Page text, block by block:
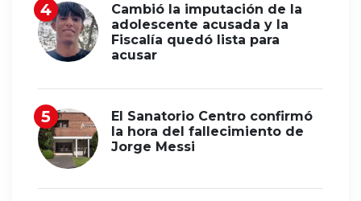
Cambió la imputación de la
adolescente acusada y la
Fiscalía quedó lista para
acusar
El Sanatorio Centro confirmó
la hora del fallecimiento de
Jorge Messi